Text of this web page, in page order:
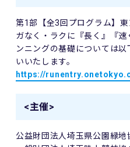
第1部【全3回プログラム】
ガなく・ラクに『長く』『
ンニングの基礎については
いいたします。
https://
<主催>
公益財団法人埼玉県公園緑地